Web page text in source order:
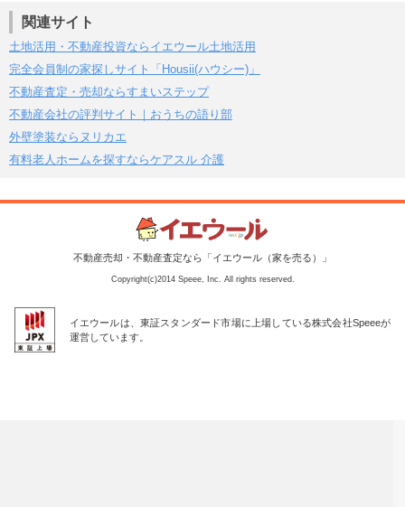
関連サイト
土地活用・不動産投資ならイエウール土地活用
完全会員制の家探しサイト「Housii(ハウシー)」
不動産査定・売却ならすまいステップ
不動産会社の評判サイト｜おうちの語り部
外壁塗装ならヌリカエ
有料老人ホームを探すならケアスル 介護
不動産売却・不動産査定なら「イエウール（家を売る）」
Copyright(c)2014 Speee, Inc. All rights reserved.
イエウールは、東証スタンダード市場に上場している株式会社Speeeが
運営しています。